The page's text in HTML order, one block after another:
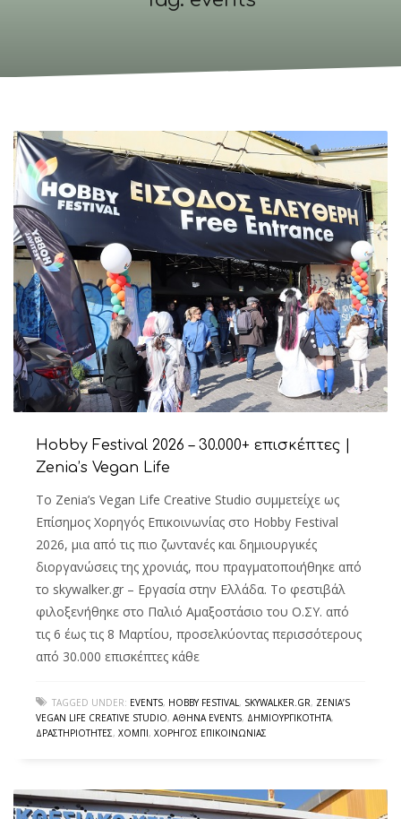
Hobby Festival 2026 – 30.000+ επισκέπτες |
Zenia’s Vegan Life
Το Zenia’s Vegan Life Creative Studio συμμετείχε ως
Επίσημος Χορηγός Επικοινωνίας στο Hobby Festival
2026, μια από τις πιο ζωντανές και δημιουργικές
διοργανώσεις της χρονιάς, που πραγματοποιήθηκε από
το skywalker.gr – Εργασία στην Ελλάδα. Το φεστιβάλ
φιλοξενήθηκε στο Παλιό Αμαξοστάσιο του Ο.ΣΥ. από
τις 6 έως τις 8 Μαρτίου, προσελκύοντας περισσότερους
από 30.000 επισκέπτες κάθε
TAGGED UNDER: EVENTS, HOBBY FESTIVAL , SKYWALKER.GR, ZENIA’S
VEGAN LIFE CREATIVE STUDIO, ΑΘΉΝΑ EVENTS, ΔΗΜΙΟΥΡΓΙΚΌΤΗΤΑ,
ΔΡΑΣΤΗΡΙΌΤΗΤΕΣ, ΧΌΜΠΙ, ΧΟΡΗΓΌΣ ΕΠΙΚΟΙΝΩΝΊΑΣ